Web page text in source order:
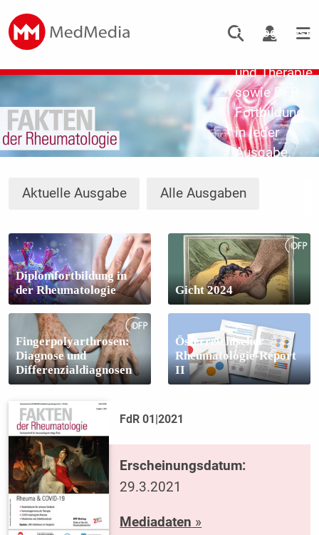
Pathogenese,
und Therapie
sowie DFP-
Fortbildung
in jeder
Ausgabe.
Aktuelle Ausgabe Alle Ausgaben
Diplomfortbildung in
der Rheumatologie
Gicht 2024
Fingerpolyarthrosen:
Diagnose und
Differenzialdiagnosen
Österreichischer
Rheumatologie-Report
II
FdR 01|2021
Erscheinungsdatum:
29.3.2021
Mediadaten »